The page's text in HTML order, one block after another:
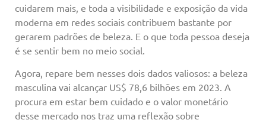
cuidarem mais, e toda a visibilidade e exposição da vida
moderna em redes sociais contribuem bastante por
gerarem padrões de beleza. E o que toda pessoa deseja
é se sentir bem no meio social.
Agora, repare bem nesses dois dados valiosos: a beleza
masculina vai alcançar US$ 78,6 bilhões em 2023. A
procura em estar bem cuidado e o valor monetário
desse mercado nos traz uma reflexão sobre